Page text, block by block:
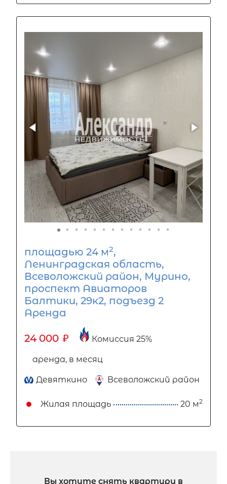
площадью 24 м2,
Ленинградская область,
Всеволожский район, Мурино,
проспект Авиаторов
Балтики, 29к2, подъезд 2
Аренда
24 000 ₽ Комиссия 25%
аренда, в месяц
Девяткино Всеволожский район
Жилая площадь 20 м2
Вы хотите снять квартиру в